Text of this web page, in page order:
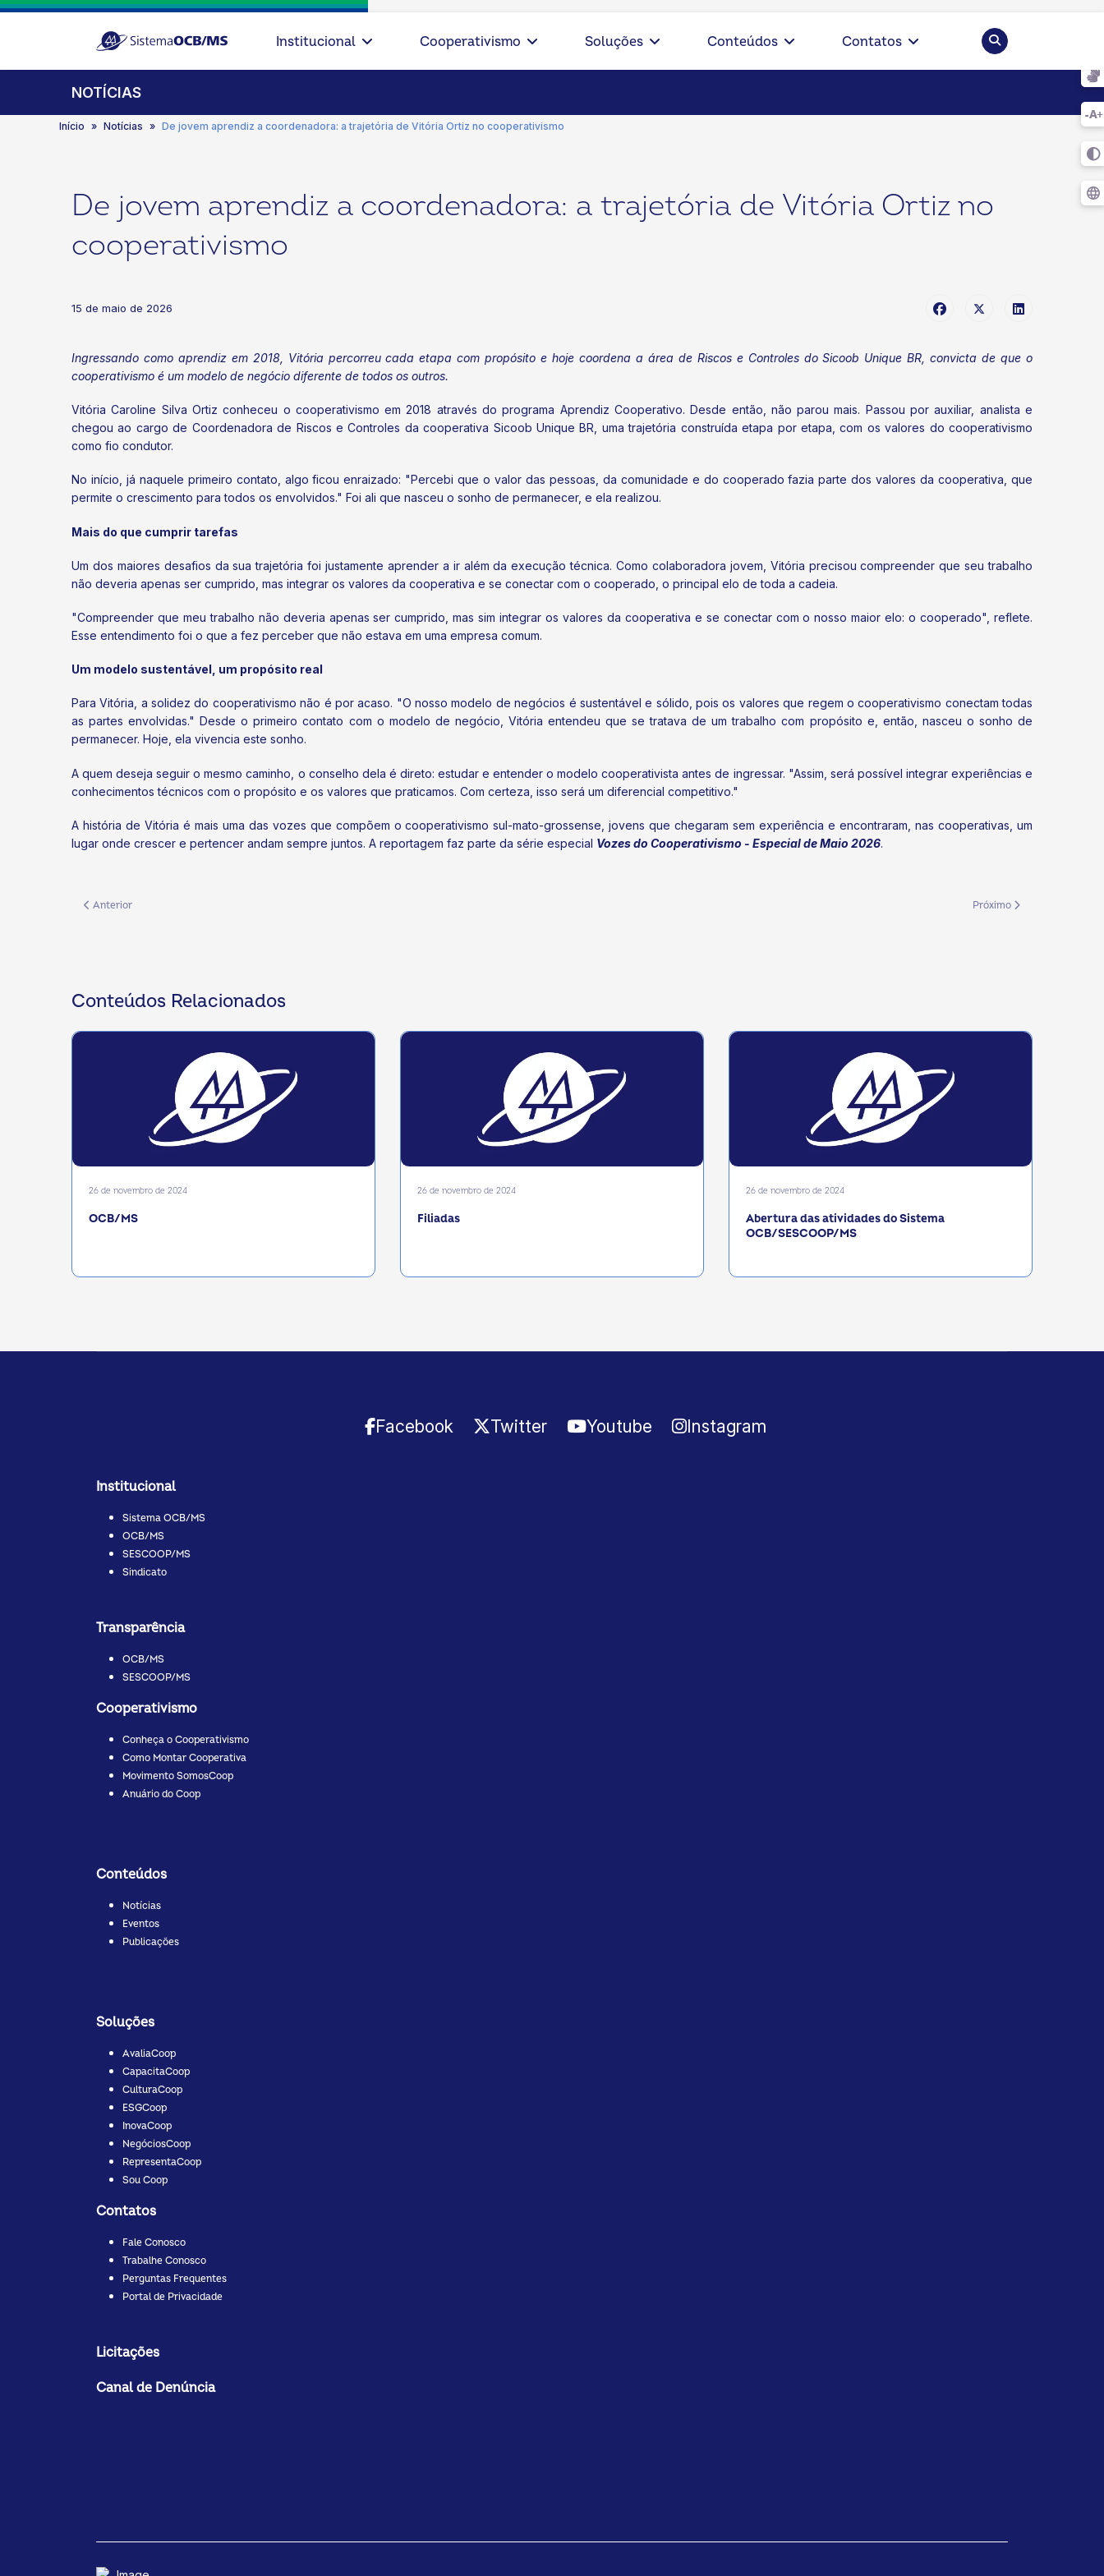
Institucional Cooperativismo Soluções Conteúdos Contatos Pesquisar
NOTÍCIAS
Início Notícias De jovem aprendiz a coordenadora: a trajetória de Vitória Ortiz no cooperativismo
De jovem aprendiz a coordenadora: a trajetória de Vitória Ortiz no
cooperativismo
15 de maio de 2026
Ingressando como aprendiz em 2018, Vitória percorreu cada etapa com propósito e hoje coordena a área de Riscos e Controles do Sicoob Unique BR, convicta de que o
cooperativismo é um modelo de negócio diferente de todos os outros.
Vitória Caroline Silva Ortiz conheceu o cooperativismo em 2018 através do programa Aprendiz Cooperativo. Desde então, não parou mais. Passou por auxiliar, analista e
chegou ao cargo de Coordenadora de Riscos e Controles da cooperativa Sicoob Unique BR, uma trajetória construída etapa por etapa, com os valores do cooperativismo
como fio condutor.
No início, já naquele primeiro contato, algo ficou enraizado: "Percebi que o valor das pessoas, da comunidade e do cooperado fazia parte dos valores da cooperativa, que
permite o crescimento para todos os envolvidos." Foi ali que nasceu o sonho de permanecer, e ela realizou.
Mais do que cumprir tarefas
Um dos maiores desafios da sua trajetória foi justamente aprender a ir além da execução técnica. Como colaboradora jovem, Vitória precisou compreender que seu trabalho
não deveria apenas ser cumprido, mas integrar os valores da cooperativa e se conectar com o cooperado, o principal elo de toda a cadeia.
"Compreender que meu trabalho não deveria apenas ser cumprido, mas sim integrar os valores da cooperativa e se conectar com o nosso maior elo: o cooperado", reflete.
Esse entendimento foi o que a fez perceber que não estava em uma empresa comum.
Um modelo sustentável, um propósito real
Para Vitória, a solidez do cooperativismo não é por acaso. "O nosso modelo de negócios é sustentável e sólido, pois os valores que regem o cooperativismo conectam todas
as partes envolvidas." Desde o primeiro contato com o modelo de negócio, Vitória entendeu que se tratava de um trabalho com propósito e, então, nasceu o sonho de
permanecer. Hoje, ela vivencia este sonho.
A quem deseja seguir o mesmo caminho, o conselho dela é direto: estudar e entender o modelo cooperativista antes de ingressar. "Assim, será possível integrar experiências e
conhecimentos técnicos com o propósito e os valores que praticamos. Com certeza, isso será um diferencial competitivo."
A história de Vitória é mais uma das vozes que compõem o cooperativismo sul-mato-grossense, jovens que chegaram sem experiência e encontraram, nas cooperativas, um
lugar onde crescer e pertencer andam sempre juntos. A reportagem faz parte da série especial Vozes do Cooperativismo - Especial de Maio 2026.
Artigo anterior: Sistema OCB/MS lança programa Novos Líderes do Agro para garantir a sustentabilidade no cooperativismo
Anterior Próximo artigo: Sistema
Próximo
Conteúdos Relacionados
26 de novembro de 2024
OCB/MS
26 de novembro de 2024
Filiadas
26 de novembro de 2024
Abertura das atividades do Sistema
OCB/SESCOOP/MS
Facebook Twitter Youtube Instagram
Institucional
Sistema OCB/MS
OCB/MS
SESCOOP/MS
Sindicato
Transparência
OCB/MS
SESCOOP/MS
Cooperativismo
Conheça o Cooperativismo
Como Montar Cooperativa
Movimento SomosCoop
Anuário do Coop
Conteúdos
Notícias
Eventos
Publicações
Soluções
AvaliaCoop
CapacitaCoop
CulturaCoop
ESGCoop
InovaCoop
NegóciosCoop
RepresentaCoop
Sou Coop
Contatos
Fale Conosco
Trabalhe Conosco
Perguntas Frequentes
Portal de Privacidade
Licitações
Canal de Denúncia